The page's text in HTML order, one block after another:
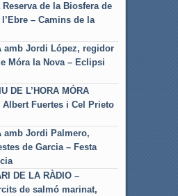
de la Biosfera de
l’Ebre – Camins de la
amb Jordi López, regidor
Móra la Nova – Eclipsi
DE L’HORA MÓRA
Albert Fuertes i Cel Prieto
amb Jordi Palmero,
de Garcia – Festa
DE LA RÀDIO –
de salmó marinat,